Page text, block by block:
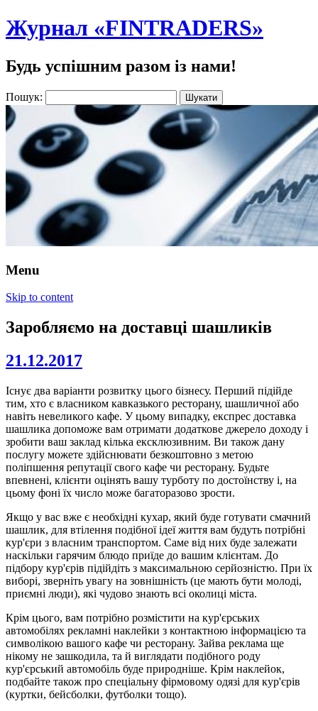
Журнал «FINTRADERS»
Будь успішним разом із нами!
Пошук:
Menu
Skip to content
Заробляємо на доставці шашликів
21.12.2017
Існує два варіанти розвитку цього бізнесу. Перший підійде
тим, хто є власником кавказького ресторану, шашличної або
навіть невеликого кафе. У цьому випадку, експрес доставка
шашлика допоможе вам отримати додаткове джерело доходу і
зробити ваш заклад кілька ексклюзивним. Ви також дану
послугу можете здійснювати безкоштовно з метою
поліпшення репутації свого кафе чи ресторану. Будьте
впевнені, клієнти оцінять вашу турботу по достоїнству і, на
цьому фоні їх число може багаторазово зрости.
Якщо у вас вже є необхідні кухар, який буде готувати смачний
шашлик, для втілення подібної ідеї життя вам будуть потрібні
кур'єри з власним транспортом. Саме від них буде залежати
наскільки гарячим блюдо приїде до вашим клієнтам. До
підбору кур'єрів підійдіть з максимальною серйозністю. При їх
виборі, зверніть увагу на зовнішність (це мають бути молоді,
приємні люди), які чудово знають всі околиці міста.
Крім цього, вам потрібно розмістити на кур'єрських
автомобілях рекламні наклейки з контактною інформацією та
символікою вашого кафе чи ресторану. Зайва реклама ще
нікому не зашкодила, та й виглядати подібного роду
кур'єрський автомобіль буде природніше. Крім наклейок,
подбайте також про спеціальну фірмовому одязі для кур'єрів
(куртки, бейсболки, футболки тощо).